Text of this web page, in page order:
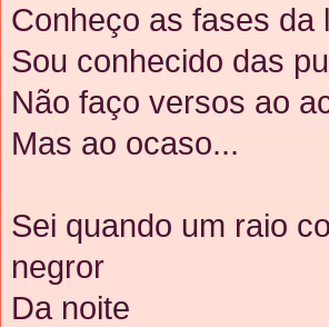
Conheço as fases da
Sou conhecido das
Não faço versos ao
Mas ao ocaso...
Sei quando um raio
negror
Da noite